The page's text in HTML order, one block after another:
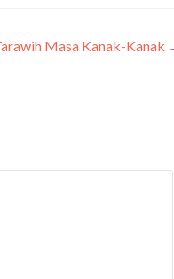
Masa Kanak-Kanak